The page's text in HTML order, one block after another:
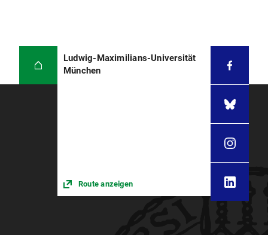
Ludwig-Maximilians-Universität
München
Route anzeigen